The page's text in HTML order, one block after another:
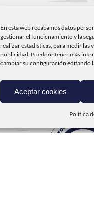
En esta web recabamos datos
gestionar el funcionamiento y la
realizar estadísticas, para medir las
publicidad. Puede obtener más
cambiar su configuración editando
Aceptar cookies
Política
CABO DE PEÑAS
PRODUCTOS
CONTACTO